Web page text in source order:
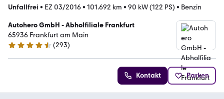
Unfallfrei • EZ 03/2016• 101.692 km • 90 kW (122 PS) • Benzin
Autohero GmbH - Abholfiliale Frankfurt
65936 Frankfurt am Main
4.6 Sterne
(293)
Kontakt Parken